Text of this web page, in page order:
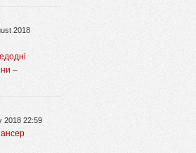
2018
–
2018 22:59